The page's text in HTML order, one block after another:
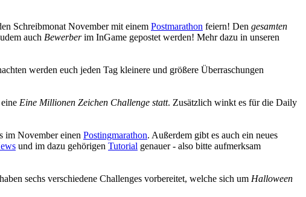
Schreibmonat November mit einem Postmarathon feiern! Den gesamten
auch Bewerberim InGame gepostet werden! Mehr dazu in unseren
werden euch jeden Tag kleinere und größere Überraschungen
Eine Millionen Zeichen Challenge statt. Zusätzlich winkt es für die Daily
im November einen Postingmarathon. Außerdem gibt es auch ein neues
und im dazu gehörigen Tutorial genauer - also bitte aufmerksam
sechs verschiedene Challenges vorbereitet, welche sich um Halloween